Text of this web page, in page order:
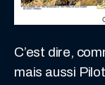
C’est dire,
mais aussi